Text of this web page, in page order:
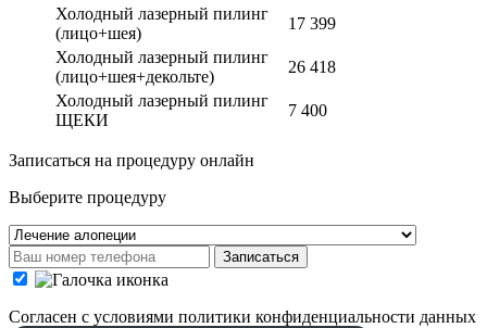
Холодный лазерный пилинг
(лицо+шея)
17 399
Холодный лазерный пилинг
(лицо+шея+декольте)
26 418
Холодный лазерный пилинг
ЩЕКИ
7 400
Записаться на процедуру онлайн
Выберите процедуру
Записаться
Cогласен с условиями политики конфиденциальности данных